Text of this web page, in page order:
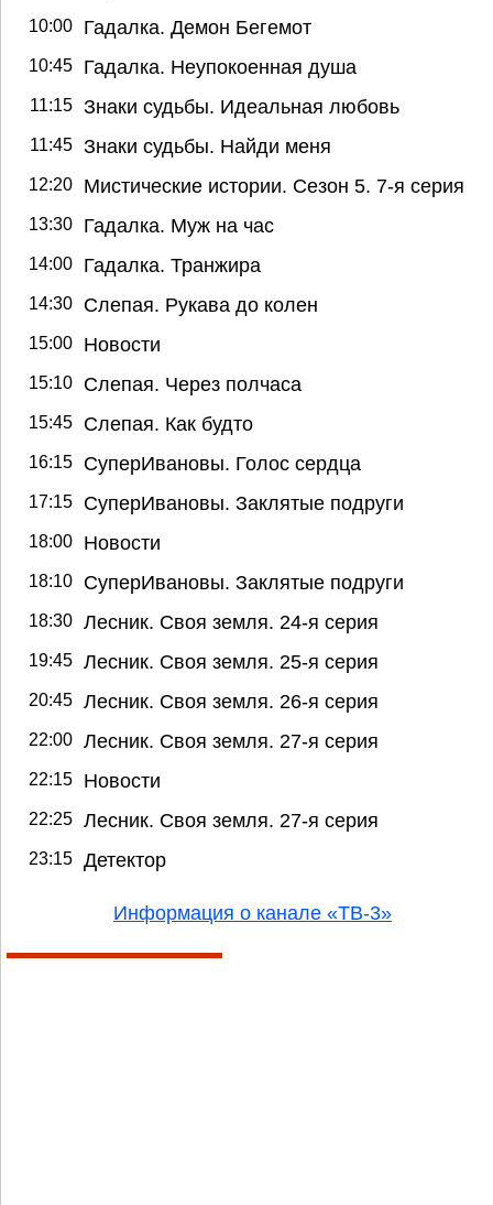
10:00 Гадалка. Демон Бегемот
10:45 Гадалка. Неупокоенная душа
11:15 Знаки судьбы. Идеальная любовь
11:45 Знаки судьбы. Найди меня
12:20 Мистические истории. Сезон 5. 7-я серия
13:30 Гадалка. Муж на час
14:00 Гадалка. Транжира
14:30 Слепая. Рукава до колен
15:00 Новости
15:10 Слепая. Через полчаса
15:45 Слепая. Как будто
16:15 СуперИвановы. Голос сердца
17:15 СуперИвановы. Заклятые подруги
18:00 Новости
18:10 СуперИвановы. Заклятые подруги
18:30 Лесник. Своя земля. 24-я серия
19:45 Лесник. Своя земля. 25-я серия
20:45 Лесник. Своя земля. 26-я серия
22:00 Лесник. Своя земля. 27-я серия
22:15 Новости
22:25 Лесник. Своя земля. 27-я серия
23:15 Детектор
Информация о канале «ТВ-3»